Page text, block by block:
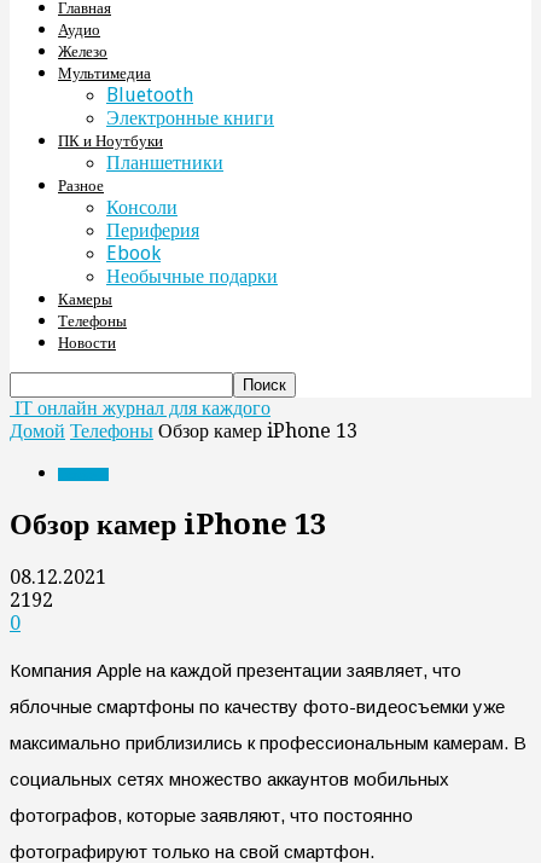
Главная
Аудио
Железо
Мультимедиа
Bluetooth
Электронные книги
ПК и Ноутбуки
Планшетники
Разное
Консоли
Периферия
Ebook
Необычные подарки
Камеры
Телефоны
Новости
IT онлайн журнал для каждого
Домой Телефоны Обзор камер iPhone 13
Обзор камер iPhone 13
08.12.2021
2192
0
Компания Apple на каждой презентации заявляет, что
яблочные смартфоны по качеству фото-видеосъемки уже
максимально приблизились к профессиональным камерам. В
социальных сетях множество аккаунтов мобильных
фотографов, которые заявляют, что постоянно
фотографируют только на свой смартфон.